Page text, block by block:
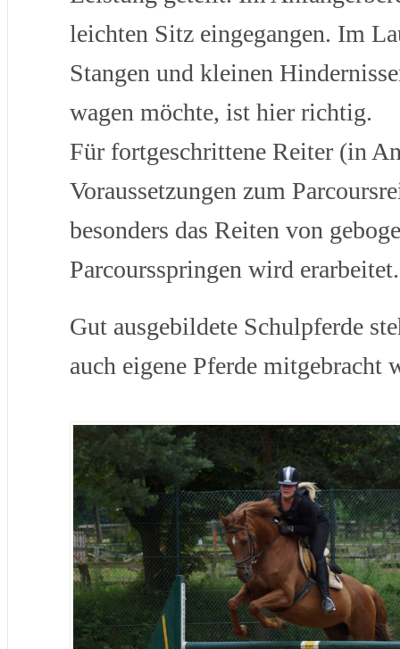
leichten Sitz eingegangen. Im
Stangen und kleinen
wagen möchte, ist hier richtig.
Für fortgeschrittene Reiter (in
Voraussetzungen zum
besonders das Reiten von
Parcoursspringen wird erarbeitet.
Gut ausgebildete Schulpferde
auch eigene Pferde mitgebracht